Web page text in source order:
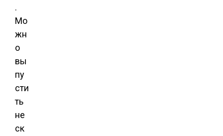
.
Мо
жн
о
вы
пу
сти
ть
не
ск